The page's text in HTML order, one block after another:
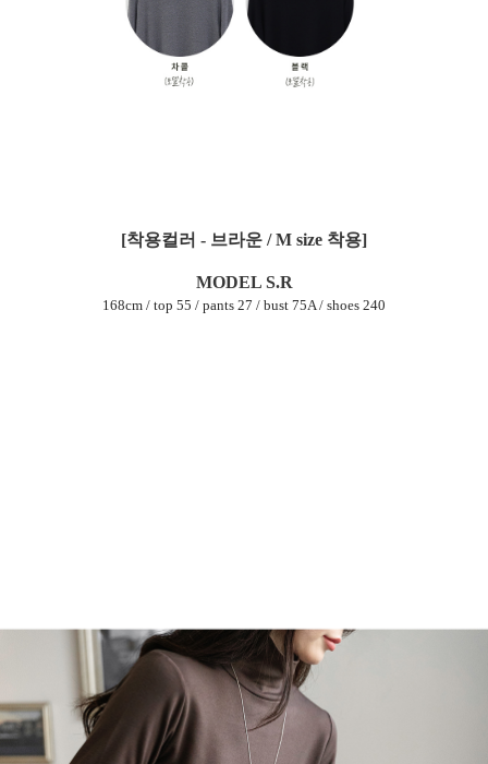
[착용컬러 - 브라운 / M size 착용]
MODEL S.R
168cm / top 55 / pants 27 / bust 75A / shoes 240